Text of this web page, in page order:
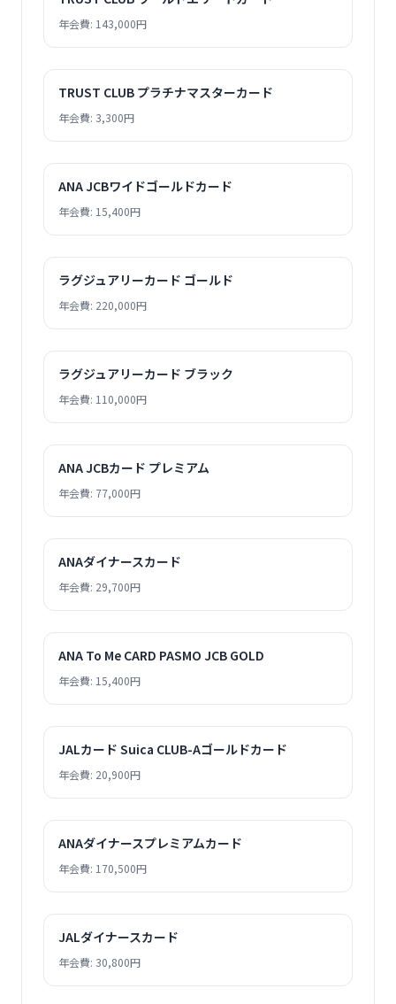
年会費: 143,000円
TRUST CLUB プラチナマスターカード
年会費: 3,300円
ANA JCBワイドゴールドカード
年会費: 15,400円
ラグジュアリーカード ゴールド
年会費: 220,000円
ラグジュアリーカード ブラック
年会費: 110,000円
ANA JCBカード プレミアム
年会費: 77,000円
ANAダイナースカード
年会費: 29,700円
ANA To Me CARD PASMO JCB GOLD
年会費: 15,400円
JALカード Suica CLUB-Aゴールドカード
年会費: 20,900円
ANAダイナースプレミアムカード
年会費: 170,500円
JALダイナースカード
年会費: 30,800円